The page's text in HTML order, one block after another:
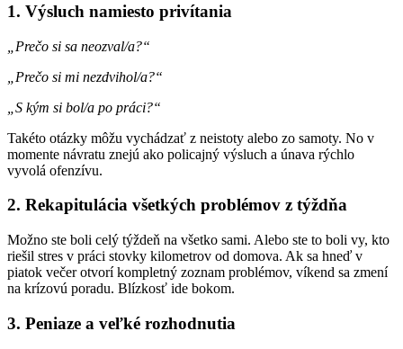
1. Výsluch namiesto privítania
„Prečo si sa neozval/a?“
„Prečo si mi nezdvihol/a?“
„S kým si bol/a po práci?“
Takéto otázky môžu vychádzať z neistoty alebo zo samoty. No v
momente návratu znejú ako policajný výsluch a únava rýchlo
vyvolá ofenzívu.
2. Rekapitulácia všetkých problémov z týždňa
Možno ste boli celý týždeň na všetko sami. Alebo ste to boli vy, kto
riešil stres v práci stovky kilometrov od domova. Ak sa hneď v
piatok večer otvorí kompletný zoznam problémov, víkend sa zmení
na krízovú poradu. Blízkosť ide bokom.
3. Peniaze a veľké rozhodnutia